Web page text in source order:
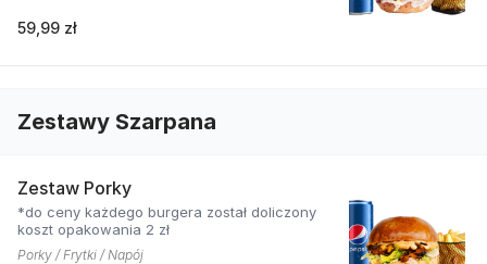
59,99 zł
Zestawy Szarpana
Zestaw Porky
*do ceny każdego burgera został doliczony
koszt opakowania 2 zł
Porky / Frytki / Napój